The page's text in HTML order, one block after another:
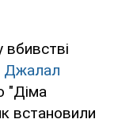
вбивстві
Джалал
"Діма
встановили